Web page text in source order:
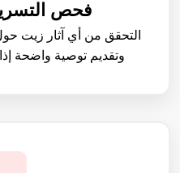
فحص
التحقق من أي آثار زيت
وتقديم توصية واضحة